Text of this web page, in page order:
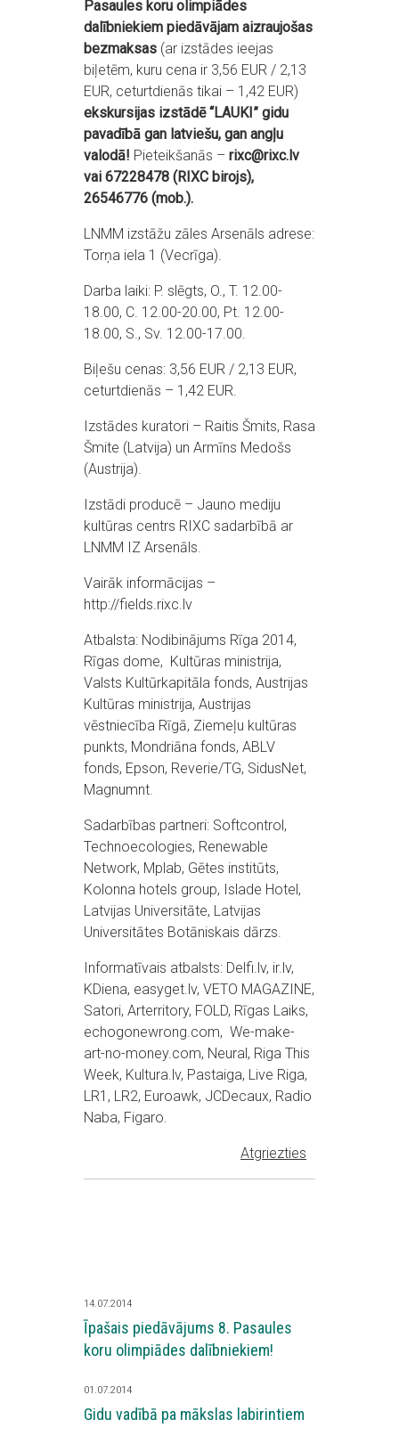
Pasaules koru olimpiādes
dalībniekiem piedāvājam aizraujošas
bezmaksas (ar izstādes ieejas
biļetēm, kuru cena ir 3,56 EUR / 2,13
EUR, ceturtdienās tikai – 1,42 EUR)
ekskursijas izstādē “LAUKI” gidu
pavadībā gan latviešu, gan angļu
valodā! Pieteikšanās – rixc@rixc.lv
vai 67228478 (RIXC birojs),
26546776 (mob.).
LNMM izstāžu zāles Arsenāls adrese:
Torņa iela 1 (Vecrīga).
Darba laiki: P. slēgts, O., T. 12.00-
18.00, C. 12.00-20.00, Pt. 12.00-
18.00, S., Sv. 12.00-17.00.
Biļešu cenas: 3,56 EUR / 2,13 EUR,
ceturtdienās – 1,42 EUR.
Izstādes kuratori – Raitis Šmits, Rasa
Šmite (Latvija) un Armīns Medošs
(Austrija).
Izstādi producē – Jauno mediju
kultūras centrs RIXC sadarbībā ar
LNMM IZ Arsenāls.
Vairāk informācijas –
http://fields.rixc.lv
Atbalsta: Nodibinājums Rīga 2014,
Rīgas dome, Kultūras ministrija,
Valsts Kultūrkapitāla fonds, Austrijas
Kultūras ministrija, Austrijas
vēstniecība Rīgā, Ziemeļu kultūras
punkts, Mondriāna fonds, ABLV
fonds, Epson, Reverie/TG, SidusNet,
Magnumnt.
Sadarbības partneri: Softcontrol,
Technoecologies, Renewable
Network, Mplab, Gētes institūts,
Kolonna hotels group, Islade Hotel,
Latvijas Universitāte, Latvijas
Universitātes Botāniskais dārzs.
Informatīvais atbalsts: Delfi.lv, ir.lv,
KDiena, easyget.lv, VETO MAGAZINE,
Satori, Arterritory, FOLD, Rīgas Laiks,
echogonewrong.com, We-make-
art-no-money.com, Neural, Riga This
Week, Kultura.lv, Pastaiga, Live Riga,
LR1, LR2, Euroawk, JCDecaux, Radio
Naba, Figaro.
Atgriezties
14.07.2014
Īpašais piedāvājums 8. Pasaules
koru olimpiādes dalībniekiem!
01.07.2014
Gidu vadībā pa mākslas labirintiem